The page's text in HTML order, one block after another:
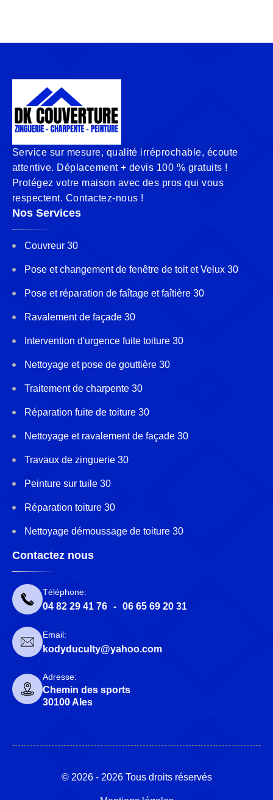
Service sur mesure, qualité irréprochable, écoute
attentive. Déplacement + devis 100 % gratuits !
Protégez votre maison avec des pros qui vous
respectent. Contactez-nous !
Nos Services
Couvreur 30
Pose et changement de fenêtre de toit et Velux 30
Pose et réparation de faîtage et faîtière 30
Ravalement de façade 30
Intervention d'urgence fuite toiture 30
Nettoyage et pose de gouttière 30
Traitement de charpente 30
Réparation fuite de toiture 30
Nettoyage et ravalement de façade 30
Travaux de zinguerie 30
Peinture sur tuile 30
Réparation toiture 30
Nettoyage démoussage de toiture 30
Contactez nous
Téléphone:
04 82 29 41 76 - 06 65 69 20 31
Email:
kodyduculty@yahoo.com
Adresse:
Chemin des sports
30100 Ales
© 2026 - 2026 Tous droits réservés